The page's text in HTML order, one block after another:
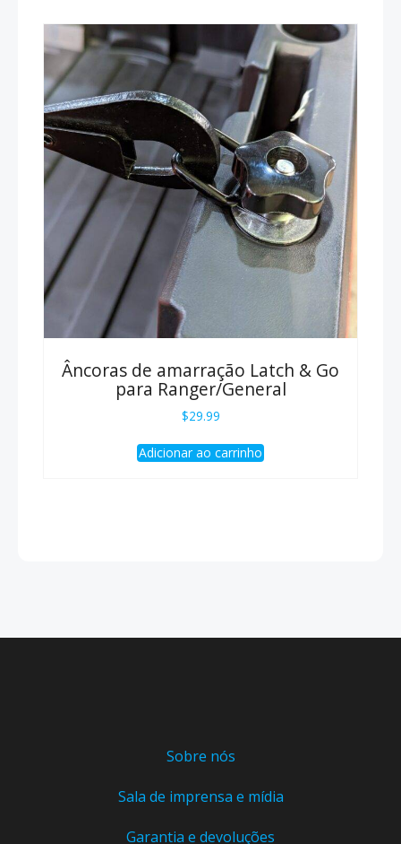
Âncoras de amarração Latch & Go
para Ranger/General
$29.99
Adicionar ao carrinho
Sobre nós
Sala de imprensa e mídia
Garantia e devoluções